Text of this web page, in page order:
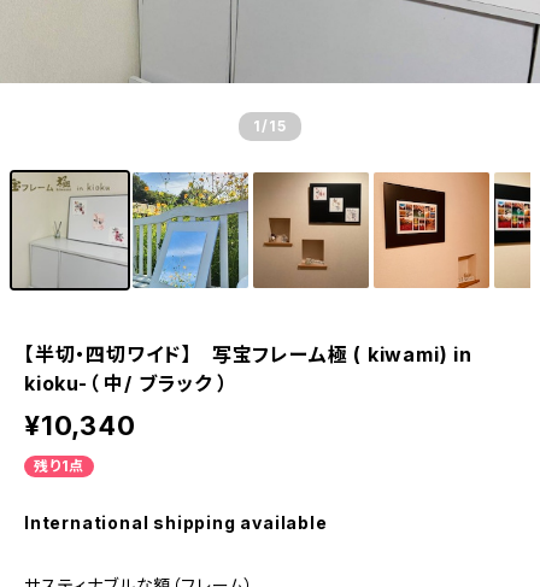
1 /15
【半切・四切ワイド】 写宝フレーム極 ( kiwami) in
kioku-（ 中/ ブラック ）
¥10,340
残り1点
International shipping available